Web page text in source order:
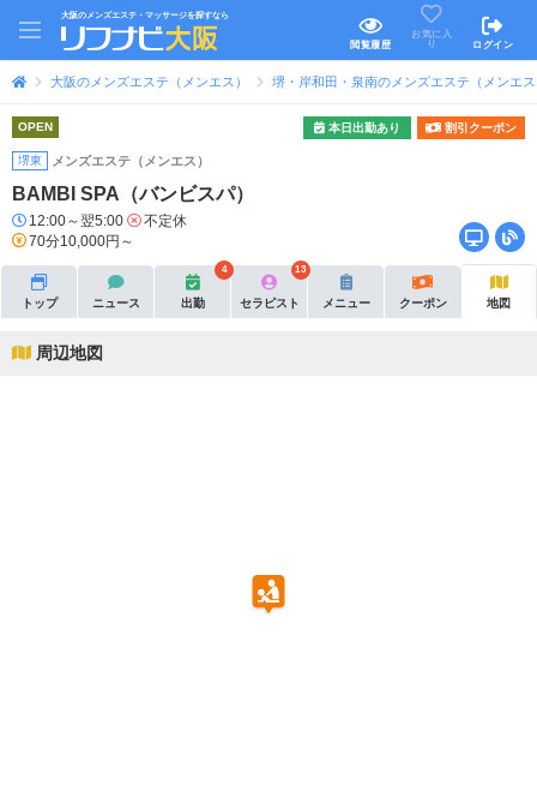
大阪のメンズエステ・マッサージを探すなら
閲覧履歴
お気に入
り
ログイン
大阪のメンズエステ（メンエス） 堺・岸和田・泉南のメンズエステ（メンエ
OPEN 本日出勤あり 割引クーポン
堺東 メンズエステ（メンエス）
BAMBI SPA（バンビスパ）
12:00～翌5:00
不定休
70分10,000円～
トップ ニュース 出勤
4
セラピスト
13
メニュー クーポン 地図
周辺地図